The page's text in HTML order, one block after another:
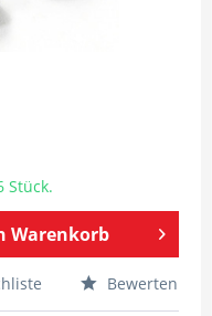
Stück.
Warenkorb
Bewerten